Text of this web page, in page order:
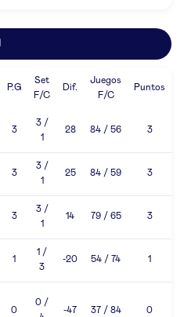
P.G
Set
F/C
Dif.
Juegos
F/C
Puntos
3
3 /
1
28 84 / 56 3
3
3 /
1
25 84 / 59 3
3
3 /
1
14 79 / 65 3
1
1 /
3
-20 54 / 74 1
0
0 /
-47 37 / 84 0